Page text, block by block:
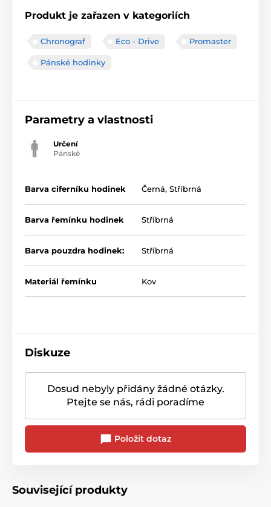
Produkt je zařazen v kategoriích
Chronograf Eco - Drive Promaster
Pánské hodinky
Parametry a vlastnosti
Určení
Pánské
Barva ciferníku hodinek Černá, Stříbrná
Barva řemínku hodinek Stříbrná
Barva pouzdra hodinek: Stříbrná
Materiál řemínku Kov
Diskuze
Dosud nebyly přidány žádné otázky.
Ptejte se nás, rádi poradíme
Položit dotaz
Související produkty